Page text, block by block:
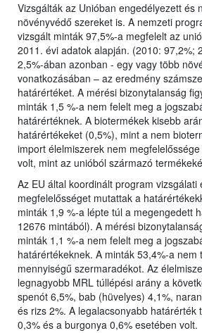
Vizsgálták az Unióban engedélyezett és
növényvédő szereket is. A nemzeti
vizsgált minták 97,5%-a megfelelt az
2011. évi adatok alapján. (2010: 97,2%;
2,5%-ában azonban - egy vagy több
vonatkozásában – az eredmény
határértéket. A mérési bizonytalanság
minták 1,5 %-a nem felelt meg a
határértéknek. A biotermékek kisebb
határértékeket (0,5%), mint a nem
import élelmiszerek nem
volt, mint az unióból származó
Az EU által koordinált program
megfelelősséget mutattak a
minták 1,9 %-a lépte túl a megengedett
12676 mintából). A mérési
minták 1,1 %-a nem felelt meg a
határértékeknek. A minták 53,4%-a nem
mennyiségű szermaradékot. Az
legnagyobb MRL túllépési arány a
spenót 6,5%, bab (hüvelyes) 4,1%,
és rizs 2%. A legalacsonyabb határérték
0,3% és a burgonya 0,6% esetében volt.